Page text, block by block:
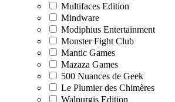
Multifaces Edition
Mindware
Modiphius Entertainment
Monster Fight Club
Mantic Games
Mazaza Games
500 Nuances de Geek
Le Plumier des Chimères
Walpurgis Edition